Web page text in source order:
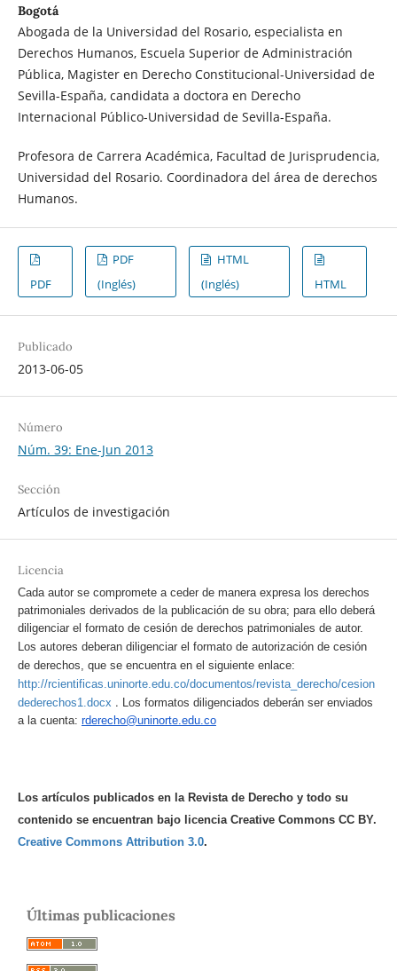
Bogotá
Abogada de la Universidad del Rosario, especialista en
Derechos Humanos, Escuela Superior de Administración
Pública, Magister en Derecho Constitucional-Universidad de
Sevilla-España, candidata a doctora en Derecho
Internacional Público-Universidad de Sevilla-España.
Profesora de Carrera Académica, Facultad de Jurisprudencia,
Universidad del Rosario. Coordinadora del área de derechos
Humanos.
PDF
PDF
(Inglés)
HTML
(Inglés)
HTML
Publicado
2013-06-05
Número
Núm. 39: Ene-Jun 2013
Sección
Artículos de investigación
Licencia
Cada autor se compromete a ceder de manera expresa los derechos
patrimoniales derivados de la publicación de su obra; para ello deberá
diligenciar el formato de cesión de derechos patrimoniales de autor.
Los autores deberan diligenciar el formato de autorización de cesión
de derechos, que se encuentra en el siguiente enlace:
http://rcientificas.uninorte.edu.co/documentos/revista_derecho/cesion
dederechos1.docx . Los formatos diligenciados deberán ser enviados
a la cuenta: rderecho@uninorte.edu.co
Los artículos publicados en la Revista de Derecho y todo su
contenido se encuentran bajo licencia Creative Commons CC BY.
Creative Commons Attribution 3.0.
Últimas publicaciones